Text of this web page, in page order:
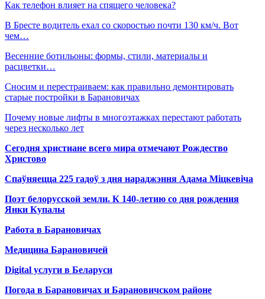
Как телефон влияет на спящего человека?
В Бресте водитель ехал со скоростью почти 130 км/ч. Вот
чем…
Весенние ботильоны: формы, стили, материалы и
расцветки…
Сносим и перестраиваем: как правильно демонтировать
старые постройки в Барановичах
Почему новые лифты в многоэтажках перестают работать
через несколько лет
Сегодня христиане всего мира отмечают Рождество
Христово
Спаўняецца 225 гадоў з дня нараджэння Адама Міцкевіча
Поэт белорусской земли. К 140-летию со дня рождения
Янки Купалы
Работа в Барановичах
Медицина Барановичей
Digital услуги в Беларуси
Погода в Барановичах и Барановичском районе